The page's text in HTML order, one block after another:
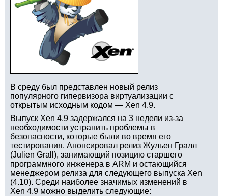
В среду был представлен новый релиз
популярного гипервизора виртуализации с
открытым исходным кодом — Xen 4.9.
Выпуск Xen 4.9 задержался на 3 недели из-за
необходимости устранить проблемы в
безопасности, которые были во время его
тестирования. Анонсировал релиз Жульен Гралл
(Julien Grall), занимающий позицию старшего
программного инженера в ARM и остающийся
менеджером релиза для следующего выпуска Xen
(4.10). Среди наиболее значимых изменений в
Xen 4.9 можно выделить следующие: